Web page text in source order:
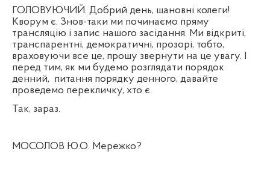
ГОЛОВУЮЧИЙ. Добрий день, шановні колеги!
Кворум є. Знов-таки ми починаємо пряму
трансляцію і запис нашого засідання. Ми відкриті,
транспарентні, демократичні, прозорі, тобто,
враховуючи все це, прошу звернути на це увагу. І
перед тим, як ми будемо розглядати порядок
денний, питання порядку денного, давайте
проведемо перекличку, хто є.
Так, зараз.
МОСОЛОВ Ю.О. Мережко?